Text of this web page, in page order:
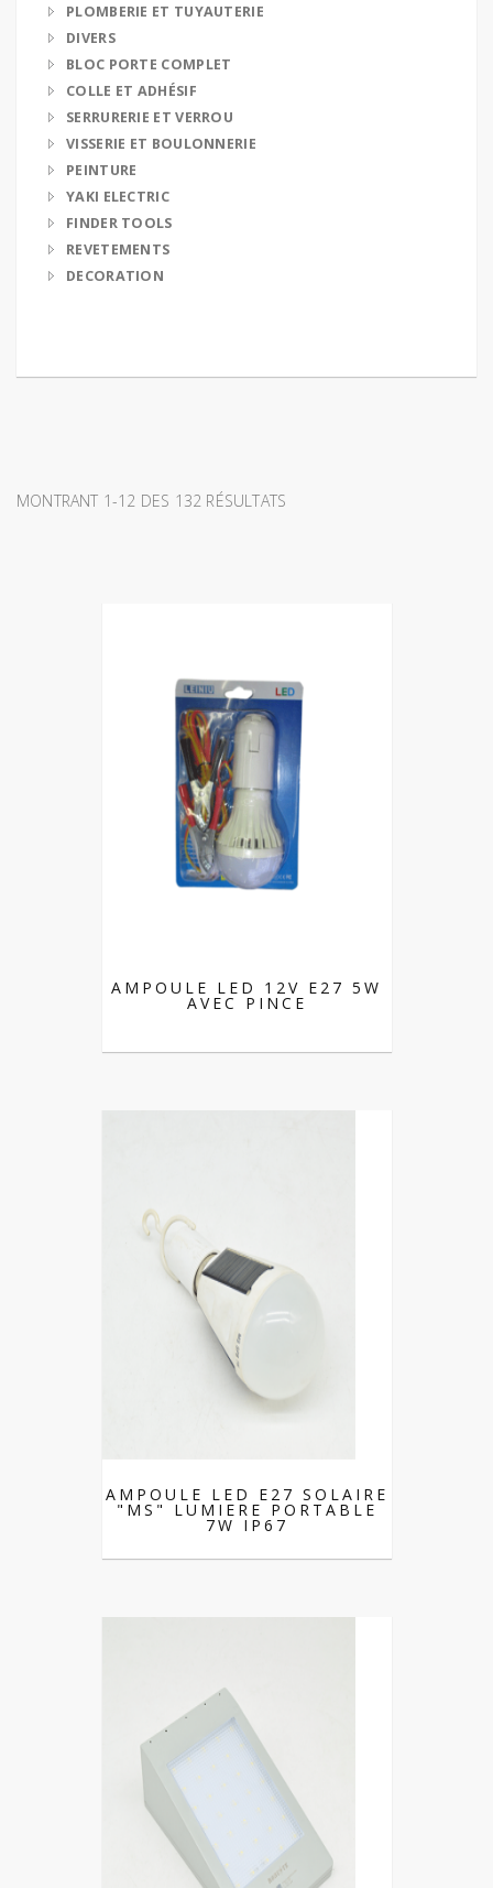
PLOMBERIE ET TUYAUTERIE
DIVERS
BLOC PORTE COMPLET
COLLE ET ADHÉSIF
SERRURERIE ET VERROU
VISSERIE ET BOULONNERIE
PEINTURE
YAKI ELECTRIC
FINDER TOOLS
REVETEMENTS
DECORATION
MONTRANT 1-12 DES 132 RÉSULTATS
AMPOULE LED 12V E27 5W
AVEC PINCE
AMPOULE LED E27 SOLAIRE
"MS" LUMIERE PORTABLE
7W IP67